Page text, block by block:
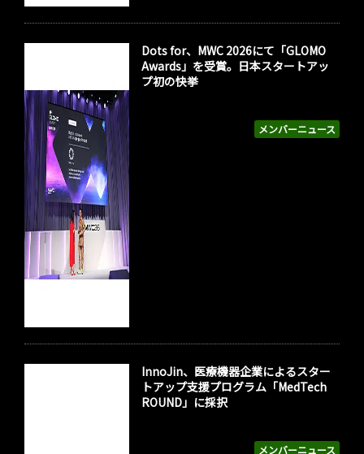
メンバーニュース
Dots for、MWC 2026にて「GLOMO
Awards」を受賞。日本スタートアッ
プ初の快挙
メンバーニュース
InnoJin、医療機器企業によるスター
トアップ支援プログラム「MedTech
ROUND」に採択